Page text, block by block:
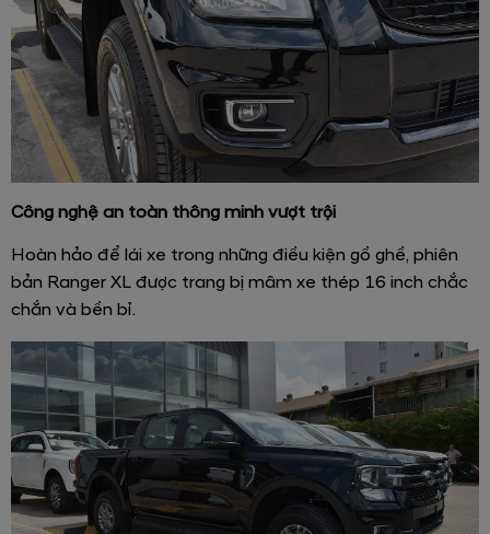
Công nghệ an toàn thông minh vượt trội
Hoàn hảo để lái xe trong những điều kiện gồ ghề, phiên
bản Ranger XL được trang bị mâm xe thép 16 inch chắc
chắn và bền bỉ.